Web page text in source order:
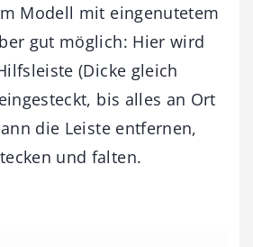
Modell mit eingenutetem
gut möglich: Hier wird
(Dicke gleich
bis alles an Ort
die Leiste entfernen,
und falten.